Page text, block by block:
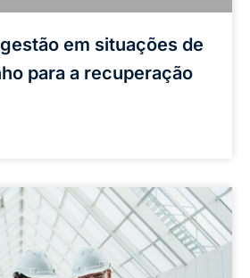
em situações de
para a recuperação